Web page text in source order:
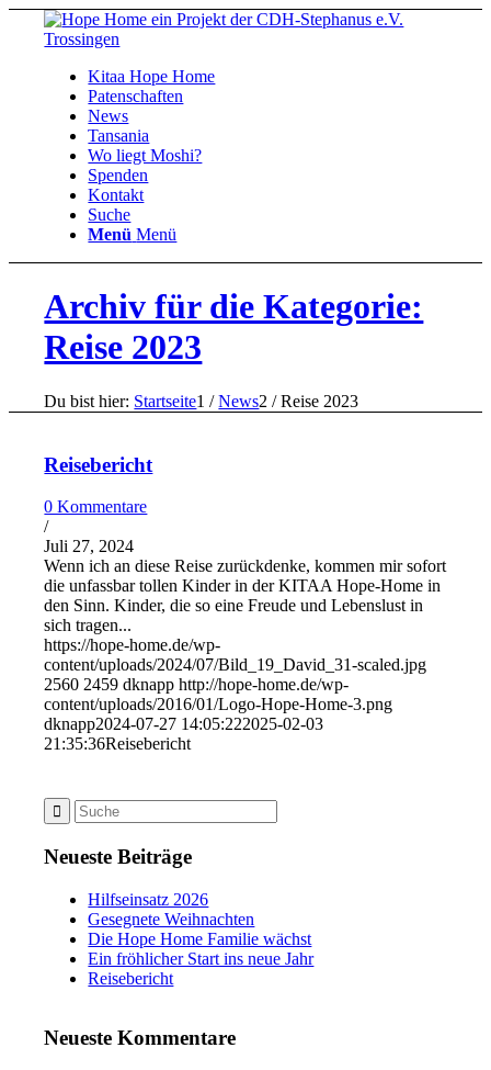
Kitaa Hope Home
Patenschaften
News
Tansania
Wo liegt Moshi?
Spenden
Kontakt
Suche
Menü Menü
Archiv für die Kategorie:
Reise 2023
Du bist hier: Startseite1 / News2 / Reise 2023
Reisebericht
0 Kommentare
/
Juli 27, 2024
Wenn ich an diese Reise zurückdenke, kommen mir sofort
die unfassbar tollen Kinder in der KITAA Hope-Home in
den Sinn. Kinder, die so eine Freude und Lebenslust in
sich tragen...
https://hope-home.de/wp-
content/uploads/2024/07/Bild_19_David_31-scaled.jpg
2560 2459 dknapp http://hope-home.de/wp-
content/uploads/2016/01/Logo-Hope-Home-3.png
dknapp2024-07-27 14:05:222025-02-03
21:35:36Reisebericht
Neueste Beiträge
Hilfseinsatz 2026
Gesegnete Weihnachten
Die Hope Home Familie wächst
Ein fröhlicher Start ins neue Jahr
Reisebericht
Neueste Kommentare